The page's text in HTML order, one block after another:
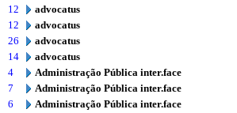
12
advocatus
12
advocatus
26
advocatus
14
advocatus
4
Administração Pública inter.face
7
Administração Pública inter.face
6
Administração Pública inter.face